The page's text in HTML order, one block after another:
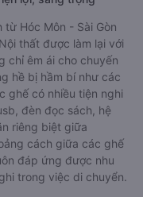
từ Hóc Môn - Sài Gòn
thất được làm lại với
chỉ êm ái cho chuyến
hề bị hầm bí như các
ghế có nhiều tiện nghi
đèn đọc sách, hệ
riêng biệt giữa
cách giữa các ghế
đáp ứng được nhu
trong việc di chuyển.